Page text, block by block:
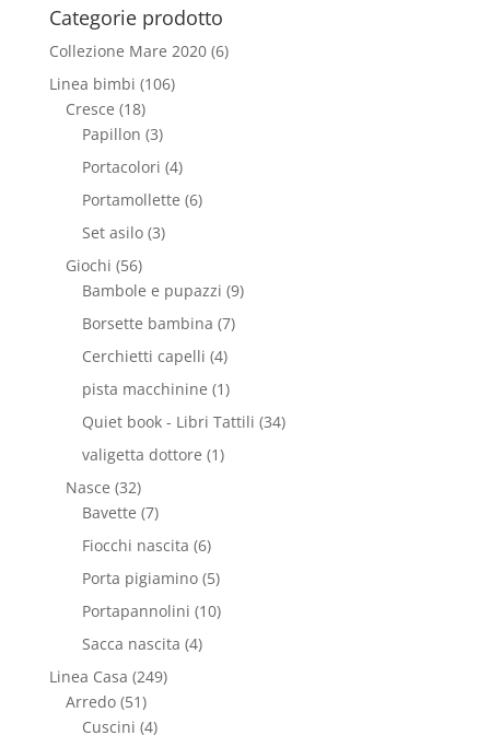
Categorie prodotto
Collezione Mare 2020 (6)
Linea bimbi (106)
Cresce (18)
Papillon (3)
Portacolori (4)
Portamollette (6)
Set asilo (3)
Giochi (56)
Bambole e pupazzi (9)
Borsette bambina (7)
Cerchietti capelli (4)
pista macchinine (1)
Quiet book - Libri Tattili (34)
valigetta dottore (1)
Nasce (32)
Bavette (7)
Fiocchi nascita (6)
Porta pigiamino (5)
Portapannolini (10)
Sacca nascita (4)
Linea Casa (249)
Arredo (51)
Cuscini (4)